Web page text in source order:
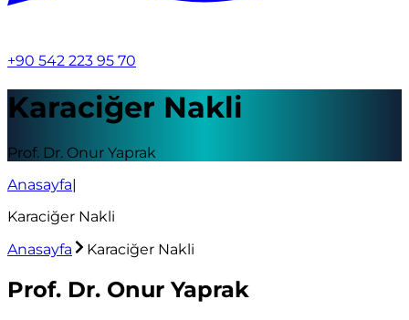
+90 542 223 95 70
Karaciğer Nakli
Prof. Dr. Onur Yaprak
Anasayfa|
Karaciğer Nakli
Anasayfa
Karaciğer Nakli
Prof. Dr. Onur Yaprak